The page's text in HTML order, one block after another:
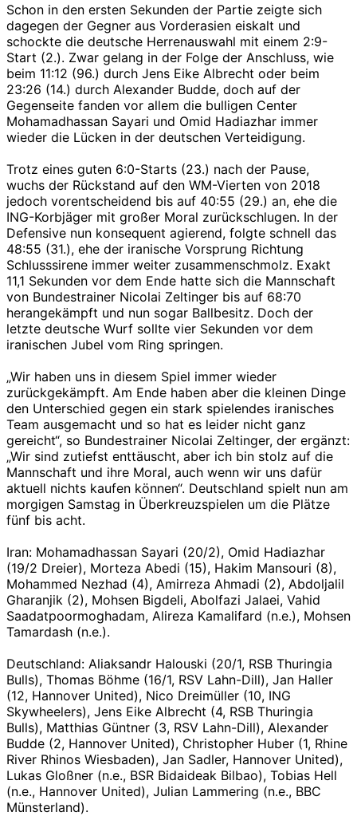
Schon in den ersten Sekunden der Partie zeigte sich
dagegen der Gegner aus Vorderasien eiskalt und
schockte die deutsche Herrenauswahl mit einem 2:9-
Start (2.). Zwar gelang in der Folge der Anschluss, wie
beim 11:12 (96.) durch Jens Eike Albrecht oder beim
23:26 (14.) durch Alexander Budde, doch auf der
Gegenseite fanden vor allem die bulligen Center
Mohamadhassan Sayari und Omid Hadiazhar immer
wieder die Lücken in der deutschen Verteidigung.
Trotz eines guten 6:0-Starts (23.) nach der Pause,
wuchs der Rückstand auf den WM-Vierten von 2018
jedoch vorentscheidend bis auf 40:55 (29.) an, ehe die
ING-Korbjäger mit großer Moral zurückschlugen. In der
Defensive nun konsequent agierend, folgte schnell das
48:55 (31.), ehe der iranische Vorsprung Richtung
Schlusssirene immer weiter zusammenschmolz. Exakt
11,1 Sekunden vor dem Ende hatte sich die Mannschaft
von Bundestrainer Nicolai Zeltinger bis auf 68:70
herangekämpft und nun sogar Ballbesitz. Doch der
letzte deutsche Wurf sollte vier Sekunden vor dem
iranischen Jubel vom Ring springen.
„Wir haben uns in diesem Spiel immer wieder
zurückgekämpft. Am Ende haben aber die kleinen Dinge
den Unterschied gegen ein stark spielendes iranisches
Team ausgemacht und so hat es leider nicht ganz
gereicht“, so Bundestrainer Nicolai Zeltinger, der ergänzt:
„Wir sind zutiefst enttäuscht, aber ich bin stolz auf die
Mannschaft und ihre Moral, auch wenn wir uns dafür
aktuell nichts kaufen können“. Deutschland spielt nun am
morgigen Samstag in Überkreuzspielen um die Plätze
fünf bis acht.
Iran: Mohamadhassan Sayari (20/2), Omid Hadiazhar
(19/2 Dreier), Morteza Abedi (15), Hakim Mansouri (8),
Mohammed Nezhad (4), Amirreza Ahmadi (2), Abdoljalil
Gharanjik (2), Mohsen Bigdeli, Abolfazi Jalaei, Vahid
Saadatpoormoghadam, Alireza Kamalifard (n.e.), Mohsen
Tamardash (n.e.).
Deutschland: Aliaksandr Halouski (20/1, RSB Thuringia
Bulls), Thomas Böhme (16/1, RSV Lahn-Dill), Jan Haller
(12, Hannover United), Nico Dreimüller (10, ING
Skywheelers), Jens Eike Albrecht (4, RSB Thuringia
Bulls), Matthias Güntner (3, RSV Lahn-Dill), Alexander
Budde (2, Hannover United), Christopher Huber (1, Rhine
River Rhinos Wiesbaden), Jan Sadler, Hannover United),
Lukas Gloßner (n.e., BSR Bidaideak Bilbao), Tobias Hell
(n.e., Hannover United), Julian Lammering (n.e., BBC
Münsterland).